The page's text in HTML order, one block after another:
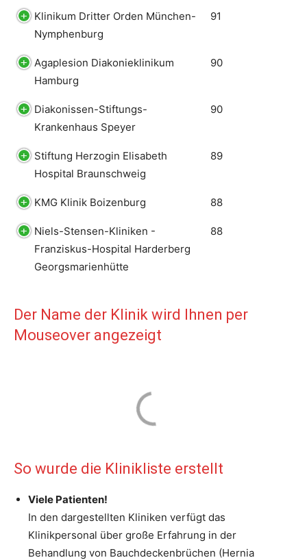
Klinikum Dritter Orden München-
Nymphenburg
91
Agaplesion Diakonieklinikum
Hamburg
90
Diakonissen-Stiftungs-
Krankenhaus Speyer
90
Stiftung Herzogin Elisabeth
Hospital Braunschweig
89
KMG Klinik Boizenburg 88
Niels-Stensen-Kliniken -
Franziskus-Hospital Harderberg
Georgsmarienhütte
88
Der Name der Klinik wird Ihnen per
Mouseover angezeigt
So wurde die Klinikliste erstellt
Viele Patienten!
In den dargestellten Kliniken verfügt das
Klinikpersonal über große Erfahrung in der
Behandlung von Bauchdeckenbrüchen (Hernia